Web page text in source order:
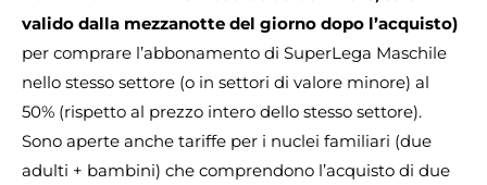
valido dalla mezzanotte del giorno dopo l’acquisto)
per comprare l’abbonamento di SuperLega Maschile
nello stesso settore (o in settori di valore minore) al
50% (rispetto al prezzo intero dello stesso settore).
Sono aperte anche tariffe per i nuclei familiari (due
adulti + bambini) che comprendono l’acquisto di due